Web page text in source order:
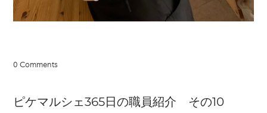
0 Comments
ピケマルシェ365日の職員紹介 その10